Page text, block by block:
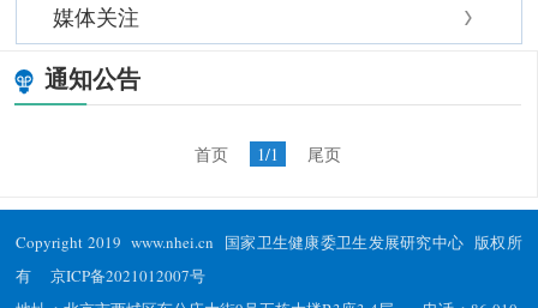
媒体关注
通知公告
首页 1/1 尾页
Copyright 2019 www.nhei.cn 国家卫生健康委卫生发展研究中心 版权所
有京ICP备2021012007号